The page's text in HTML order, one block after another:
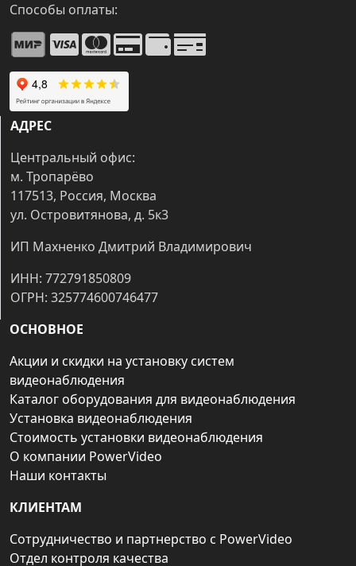
Способы оплаты:
АДРЕС
Центральный офис:
м. Тропарёво
117513, Россия, Москва
ул. Островитянова, д. 5к3
ИП Махненко Дмитрий Владимирович
ИНН: 772791850809
ОГРН: 325774600746477
ОСНОВНОЕ
Акции и скидки на установку систем
видеонаблюдения
Каталог оборудования для видеонаблюдения
Установка видеонаблюдения
Стоимость установки видеонаблюдения
О компании PowerVideo
Наши контакты
КЛИЕНТАМ
Сотрудничество и партнерство с PowerVideo
Отдел контроля качества